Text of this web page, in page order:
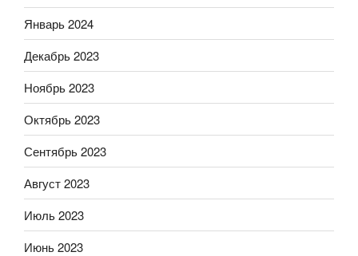
Январь 2024
Декабрь 2023
Ноябрь 2023
Октябрь 2023
Сентябрь 2023
Август 2023
Июль 2023
Июнь 2023